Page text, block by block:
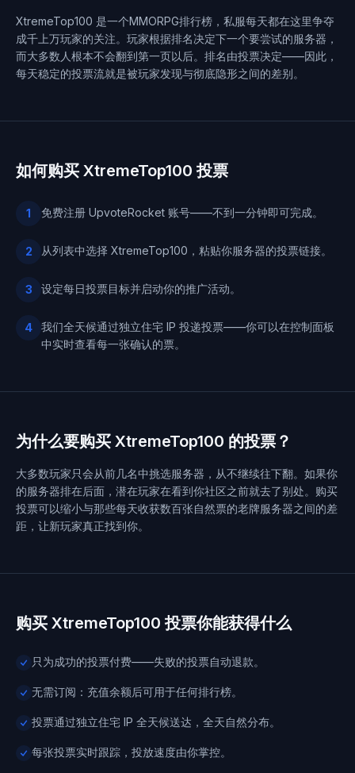
XtremeTop100 是一个MMORPG排行榜，私服每天都在这里争夺
成千上万玩家的关注。玩家根据排名决定下一个要尝试的服务器，
而大多数人根本不会翻到第一页以后。排名由投票决定——因此，
每天稳定的投票流就是被玩家发现与彻底隐形之间的差别。
如何购买 XtremeTop100 投票
1 免费注册 UpvoteRocket 账号——不到一分钟即可完成。
2 从列表中选择 XtremeTop100，粘贴你服务器的投票链接。
3 设定每日投票目标并启动你的推广活动。
4
我们全天候通过独立住宅 IP 投递投票——你可以在控制面板
中实时查看每一张确认的票。
为什么要购买 XtremeTop100 的投票？
大多数玩家只会从前几名中挑选服务器，从不继续往下翻。如果你
的服务器排在后面，潜在玩家在看到你社区之前就去了别处。购买
投票可以缩小与那些每天收获数百张自然票的老牌服务器之间的差
距，让新玩家真正找到你。
购买 XtremeTop100 投票你能获得什么
只为成功的投票付费——失败的投票自动退款。
无需订阅：充值余额后可用于任何排行榜。
投票通过独立住宅 IP 全天候送达，全天自然分布。
每张投票实时跟踪，投放速度由你掌控。